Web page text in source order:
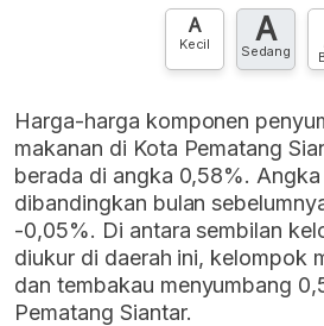
Hubungi sekarang »
A
Kecil A
Sedang
Harga-harga komponen
makanan di Kota Pematang
berada di angka 0,58%.
dibandingkan bulan
-0,05%. Di antara sembilan
diukur di daerah ini, kelompok
dan tembakau menyumbang
Pematang Siantar.